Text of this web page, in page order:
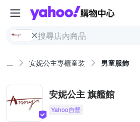
... 安妮公主專櫃童裝 男童服飾
安妮公主 旗艦館